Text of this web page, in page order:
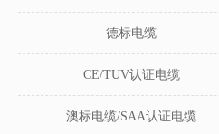
德标电缆
CE/TUV认证电缆
澳标电缆/SAA认证电缆